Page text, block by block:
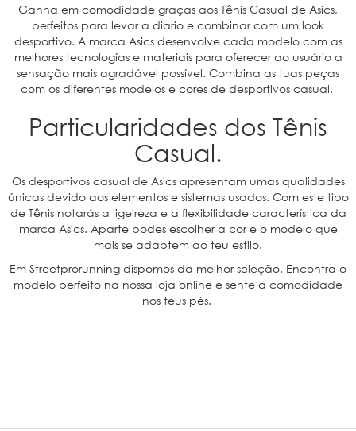
Ganha em comodidade graças aos Tênis Casual de Asics,
perfeitos para levar a diario e combinar com um look
desportivo. A marca Asics desenvolve cada modelo com as
melhores tecnologías e materiais para oferecer ao usuário a
sensação mais agradável possível. Combina as tuas peças
com os diferentes modelos e cores de desportivos casual.
Particularidades dos Tênis
Casual.
Os desportivos casual de Asics apresentam umas qualidades
únicas devido aos elementos e sistemas usados. Com este tipo
de Tênis notarás a ligeireza e a flexibilidade característica da
marca Asics. Aparte podes escolher a cor e o modelo que
mais se adaptem ao teu estilo.
Em Streetprorunning dispomos da melhor seleção. Encontra o
modelo perfeito na nossa loja online e sente a comodidade
nos teus pés.